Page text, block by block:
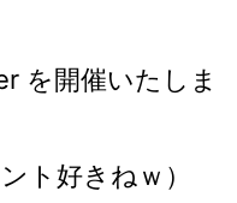
を開催いたしま
ト好きねｗ）